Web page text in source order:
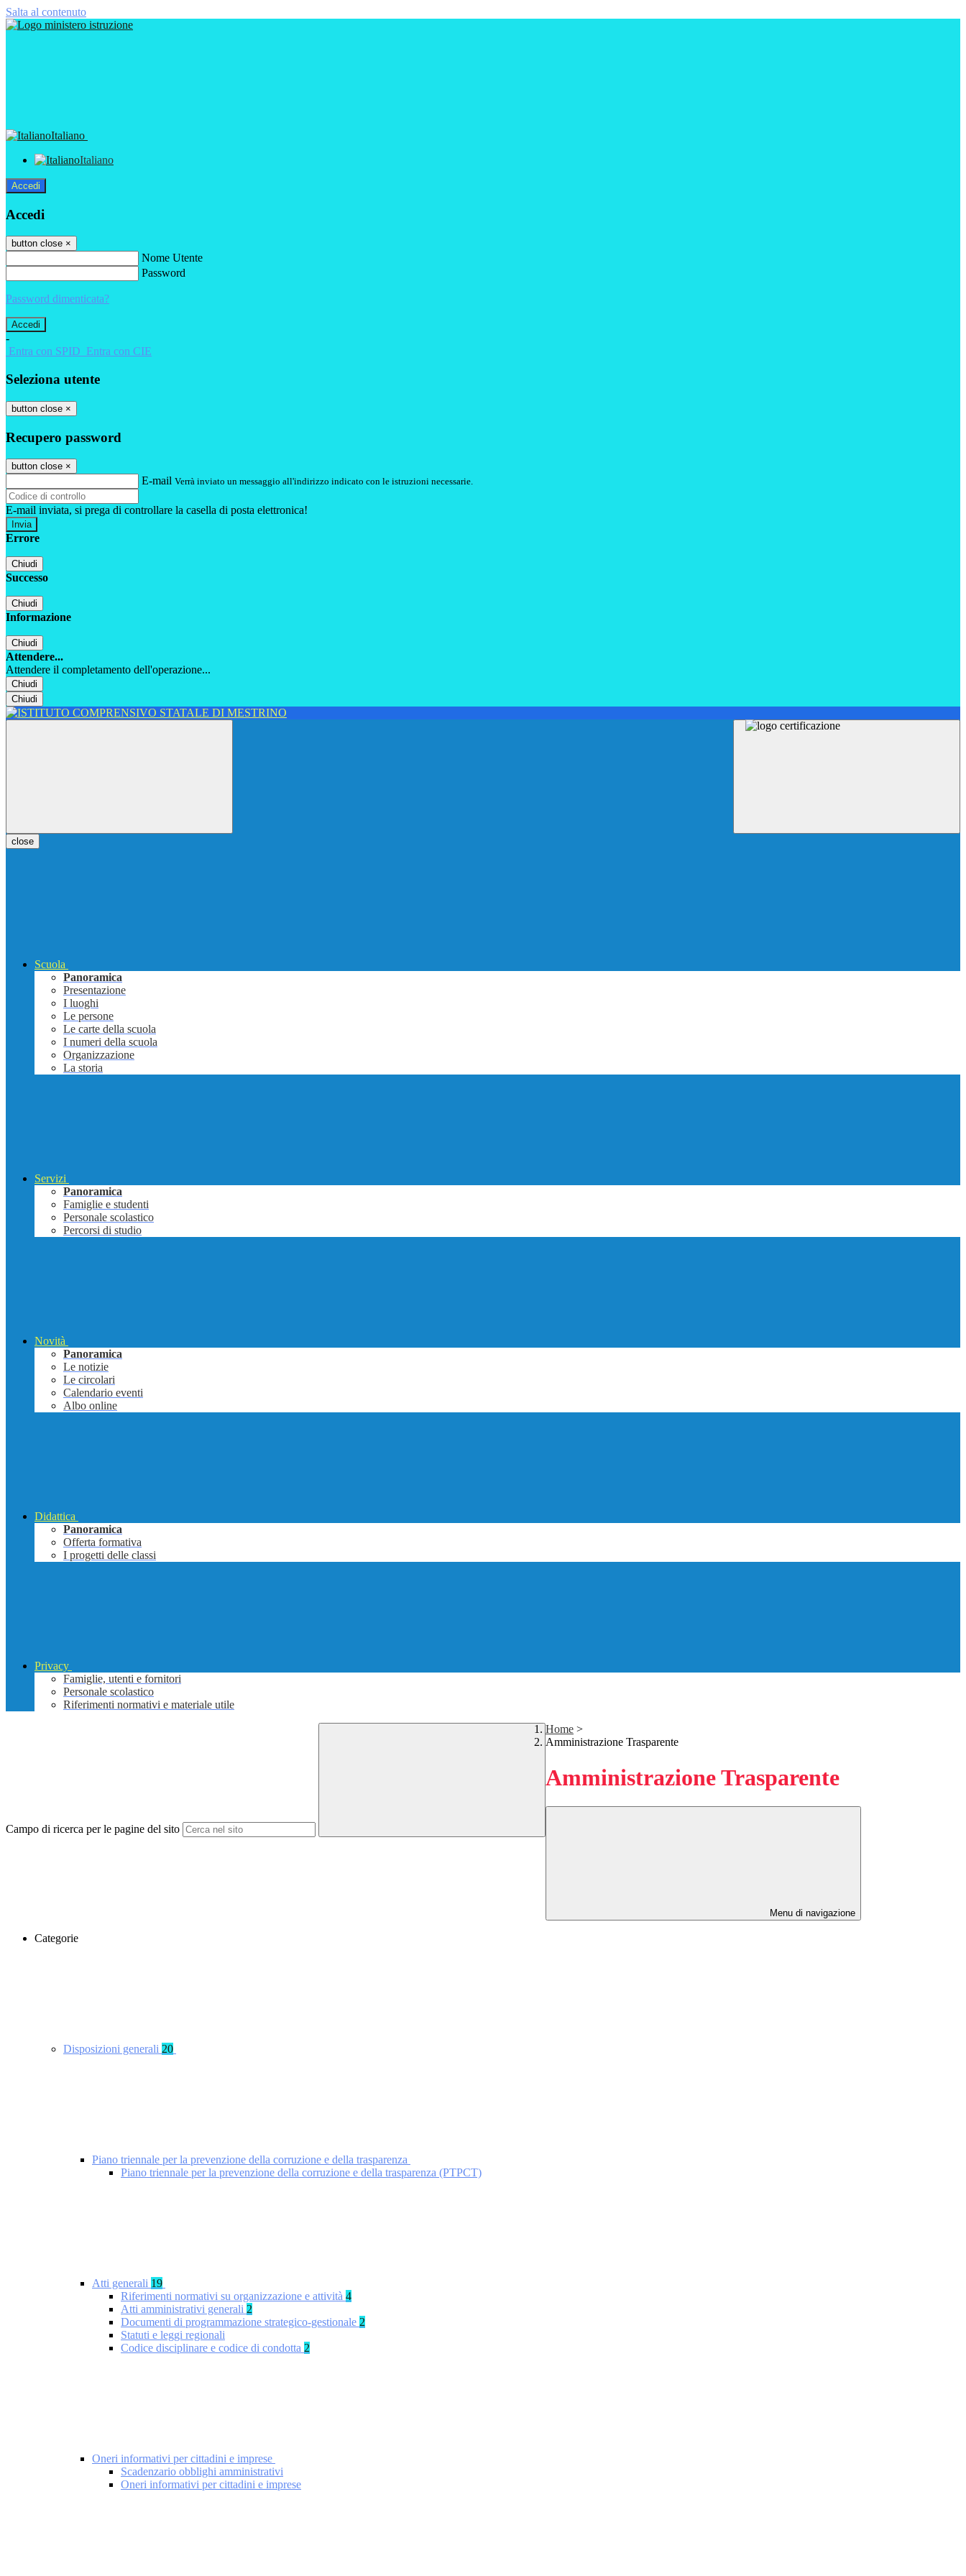
Salta al contenuto
Italiano
Italiano
Accedi
Accedi
button close ×
Nome Utente
Password
Password dimenticata?
-
Entra con SPID Entra con CIE
Seleziona utente
button close ×
Recupero password
button close ×
E-mail Verrà inviato un messaggio all'indirizzo indicato con le istruzioni necessarie.
E-mail inviata, si prega di controllare la casella di posta elettronica!
Errore
Chiudi
Successo
Chiudi
Informazione
Chiudi
Attendere...
Attendere il completamento dell'operazione...
Chiudi
Chiudi
close
Scuola
Panoramica
Presentazione
I luoghi
Le persone
Le carte della scuola
I numeri della scuola
Organizzazione
La storia
Servizi
Panoramica
Famiglie e studenti
Personale scolastico
Percorsi di studio
Novità
Panoramica
Le notizie
Le circolari
Calendario eventi
Albo online
Didattica
Panoramica
Offerta formativa
I progetti delle classi
Privacy
Famiglie, utenti e fornitori
Personale scolastico
Riferimenti normativi e materiale utile
Campo di ricerca per le pagine del sito
Home >
Amministrazione Trasparente
Amministrazione Trasparente
Menu di navigazione
Categorie
Disposizioni generali 20
Piano triennale per la prevenzione della corruzione e della trasparenza
Piano triennale per la prevenzione della corruzione e della trasparenza (PTPCT)
Atti generali 19
Riferimenti normativi su organizzazione e attività 4
Atti amministrativi generali 2
Documenti di programmazione strategico-gestionale 2
Statuti e leggi regionali
Codice disciplinare e codice di condotta 2
Oneri informativi per cittadini e imprese
Scadenzario obblighi amministrativi
Oneri informativi per cittadini e imprese